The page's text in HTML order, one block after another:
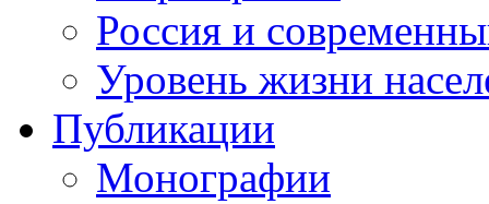
Россия и
Уровень жизни
Публикации
Монографии